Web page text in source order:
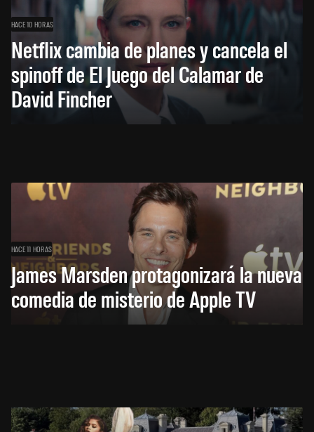
HACE 10 HORAS
Netflix cambia de planes y cancela el
spinoff de El Juego del Calamar de
David Fincher
HACE 11 HORAS
James Marsden protagonizará la nueva
comedia de misterio de Apple TV